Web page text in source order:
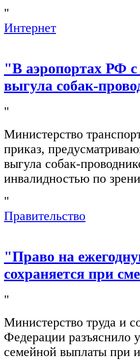
"
Интернет
"В аэропортах РФ с
выгула собак-
"
Министерство
приказ,
выгула собак-
инвалидностью по
"
Правительство
"Право на
сохраняется при
"
Министерство труда и
Федерации разъяснило
семейной выплаты при